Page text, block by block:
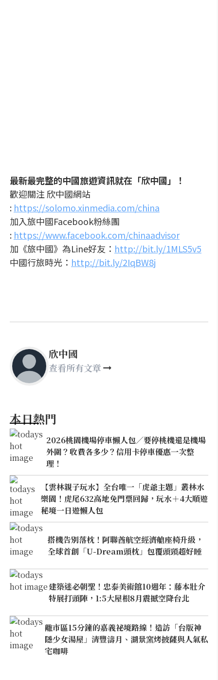
最新最完整的中國旅遊資訊就在「欣中國」！
歡迎關注 欣中國網站
: https://solomo.xinmedia.com/china
加入旅中國Facebook粉絲團
: https://www.facebook.com/chinaadvisor
加《旅中國》為Line好友： http://bit.ly/1MLS5v5
中國行旅時光： http://bit.ly/2IqBW8j
欣中國
查看所有文章
本日熱門
2026桃園機場停車懶人包／要停桃機還是機場
外圍？收費各多少？信用卡停車優惠一次整
理！
【雲林親子玩水】全台唯一「虎爺主題」叢林水
樂園！虎尾632高地免門票回歸，玩水＋4大順遊
秘境一日遊懶人包
搭機告別落枕！阿聯酋航空經濟艙座椅升級，
全球首創「U-Dream頭枕」包覆頭頸超好睡
建築迷必朝聖！忠泰美術館10週年：藤本壯介
特展打頭陣，1:5大屋根8月震撼空降台北
離市區15分鐘的嘉義祕境路線！造訪「台版神
隱少女湯屋」清豐濤月、湖景窯烤披薩與人氣私
宅咖啡